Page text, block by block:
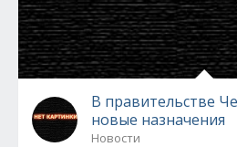
В правительстве
новые назначения
Новости